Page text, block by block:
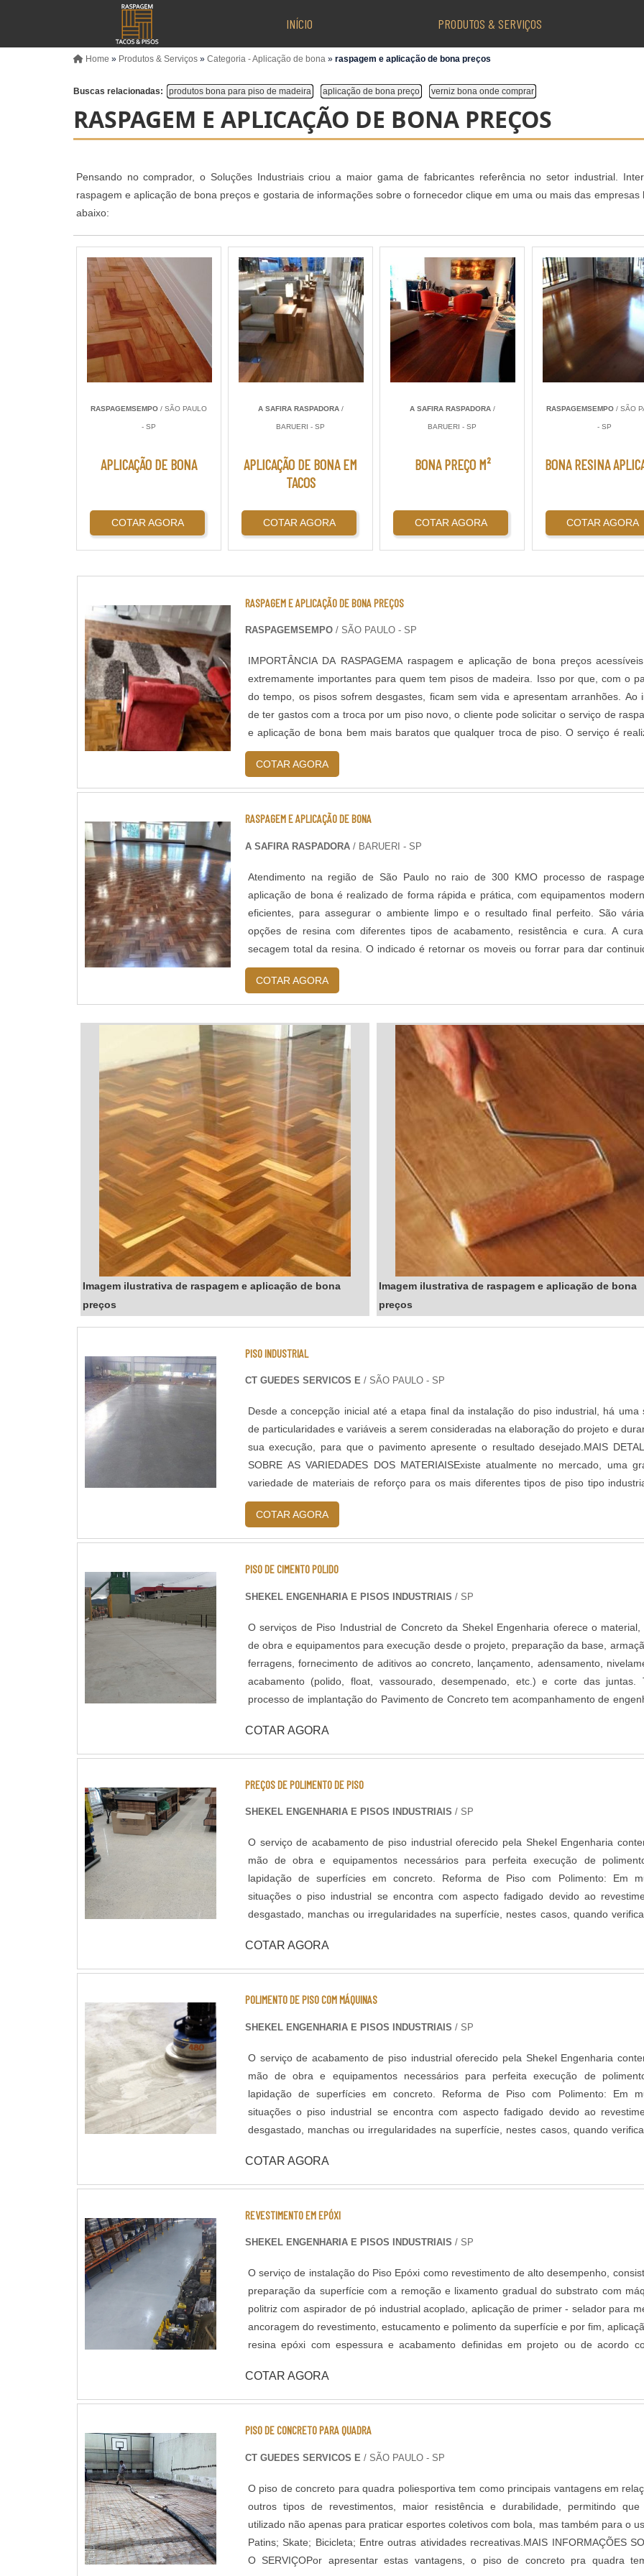
INÍCIO PRODUTOS & SERVIÇOS
Home » Produtos & Serviços » Categoria - Aplicação de bona » raspagem e aplicação de bona preços
Buscas relacionadas: produtos bona para piso de madeira aplicação de bona preço verniz bona onde comprar
RASPAGEM E APLICAÇÃO DE BONA PREÇOS
Pensando no comprador, o Soluções Industriais criou a maior gama de fabricantes referência no setor industrial.
raspagem e aplicação de bona preços e gostaria de informações sobre o fornecedor clique em uma ou mais das empresas
abaixo:
RASPAGEMSEMPO / SÃO PAULO
- SP
APLICAÇÃO DE BONA
COTAR AGORA
A SAFIRA RASPADORA/
BARUERI - SP
APLICAÇÃO DE BONA EM
TACOS
COTAR AGORA
A SAFIRA RASPADORA/
BARUERI - SP
BONA PREÇO M²
COTAR AGORA
RASPAGEMSEMPO/ SÃO
- SP
BONA RESINA
COTAR AGORA
RASPAGEM E APLICAÇÃO DE BONA PREÇOS
RASPAGEMSEMPO / SÃO PAULO - SP
IMPORTÂNCIA DA RASPAGEMA raspagem e aplicação de bona preços
extremamente importantes para quem tem pisos de madeira. Isso por que, com o
do tempo, os pisos sofrem desgastes, ficam sem vida e apresentam arranhões. Ao
de ter gastos com a troca por um piso novo, o cliente pode solicitar o serviço de
e aplicação de bona bem mais baratos que qualquer troca de piso. O serviço é
de formas que são...
COTAR AGORA
RASPAGEM E APLICAÇÃO DE BONA
A SAFIRA RASPADORA / BARUERI - SP
Atendimento na região de São Paulo no raio de 300 KMO processo de
aplicação de bona é realizado de forma rápida e prática, com equipamentos
eficientes, para assegurar o ambiente limpo e o resultado final perfeito. São
opções de resina com diferentes tipos de acabamento, resistência e cura. A
secagem total da resina. O indicado é retornar os moveis ou forrar para dar
na reforma (se fo...
COTAR AGORA
Imagem ilustrativa de raspagem e aplicação de bona
preços
Imagem ilustrativa de raspagem e aplicação de bona
preços
PISO INDUSTRIAL
CT GUEDES SERVICOS E/ SÃO PAULO - SP
Desde a concepção inicial até a etapa final da instalação do piso industrial, há uma
de particularidades e variáveis a serem consideradas na elaboração do projeto e
sua execução, para que o pavimento apresente o resultado desejado.MAIS
SOBRE AS VARIEDADES DOS MATERIAISExiste atualmente no mercado, uma
variedade de materiais de reforço para os mais diferentes tipos de piso tipo
concreto, cada um com suas próprias vantagens para determinado tipo de pav.
COTAR AGORA
PISO DE CIMENTO POLIDO
SHEKEL ENGENHARIA E PISOS INDUSTRIAIS / SP
O serviços de Piso Industrial de Concreto da Shekel Engenharia oferece o material,
de obra e equipamentos para execução desde o projeto, preparação da base,
ferragens, fornecimento de aditivos ao concreto, lançamento, adensamento,
acabamento (polido, float, vassourado, desempenado, etc.) e corte das juntas. Todo
processo de implantação do Pavimento de Concreto tem acompanhamento de
fornecido pelo cliente. A pavimentação de Concreto pode ser armada em aço ou com telas
de fiber glass, entre outros aditivos para melhor desempenho do piso como por
retração do piso. A Shekel Engenharia também dispõe de serviços de acabamento do
concreto e pintura de Pisos Industriais, como Polimento, Lapidação e
nosso rol de atividades, a execução das juntas do piso e lábios poliméricos são de
importância em projetos de Pisos industrias com alta capacidade de carga.
COTAR AGORA
PREÇOS DE POLIMENTO DE PISO
SHEKEL ENGENHARIA E PISOS INDUSTRIAIS / SP
O serviço de acabamento de piso industrial oferecido pela Shekel Engenharia
mão de obra e equipamentos necessários para perfeita execução de
lapidação de superfícies em concreto. Reforma de Piso com Polimento: Em muitas
situações o piso industrial se encontra com aspecto fadigado devido ao
desgastado, manchas ou irregularidades na superfície, nestes casos, quando
através de polimento gradual com máquinas politrizes de piso e aplicação de aditivos
tratar a superfície polida. Lapidação de Piso: Assim como o polimento, é um acabamento
concreto na superfície, que ocorre após um polimento gradual com discos
aplicação de aditivos endurecedores de superfície. Neste acabamento é possível
COTAR AGORA
POLIMENTO DE PISO COM MÁQUINAS
SHEKEL ENGENHARIA E PISOS INDUSTRIAIS / SP
O serviço de acabamento de piso industrial oferecido pela Shekel Engenharia
mão de obra e equipamentos necessários para perfeita execução de
lapidação de superfícies em concreto. Reforma de Piso com Polimento: Em muitas
situações o piso industrial se encontra com aspecto fadigado devido ao
desgastado, manchas ou irregularidades na superfície, nestes casos, quando
através de polimento gradual com máquinas politrizes de piso e aplicação de aditivos
tratar a superfície polida. Lapidação de Piso: Assim como o polimento, é um acabamento
concreto na superfície, que ocorre após um polimento gradual com discos
aplicação de aditivos endurecedores de superfície. Neste acabamento é possível
COTAR AGORA
REVESTIMENTO EM EPÓXI
SHEKEL ENGENHARIA E PISOS INDUSTRIAIS / SP
O serviço de instalação do Piso Epóxi como revestimento de alto desempenho,
preparação da superfície com a remoção e lixamento gradual do substrato com
politriz com aspirador de pó industrial acoplado, aplicação de primer - selador para
ancoragem do revestimento, estucamento e polimento da superfície e por fim,
resina epóxi com espessura e acabamento definidas em projeto ou de acordo
sistemas de aplicação, que podem variar de acordo com a finalidade do piso,
normas de segurança do ambiente. Segue abaixo os sistemas de revestimentos
Multicamadas / Multilayers em Epóxi - Piso Uretano - Piso Condutivo em Epóxi -
Antiderrapante em Epóxi
COTAR AGORA
PISO DE CONCRETO PARA QUADRA
CT GUEDES SERVICOS E / SÃO PAULO - SP
O piso de concreto para quadra poliesportiva tem como principais vantagens em
outros tipos de revestimentos, maior resistência e durabilidade, permitindo que
utilizado não apenas para praticar esportes coletivos com bola, mas também para o
Patins; Skate; Bicicleta; Entre outras atividades recreativas.MAIS INFORMAÇÕES
O SERVIÇOPor apresentar estas vantagens, o piso de concreto pra quadra